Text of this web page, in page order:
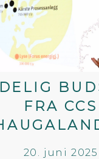
FRA CCS
20. juni 2025